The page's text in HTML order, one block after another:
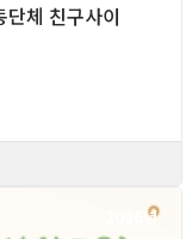
체 친구사이
2026년